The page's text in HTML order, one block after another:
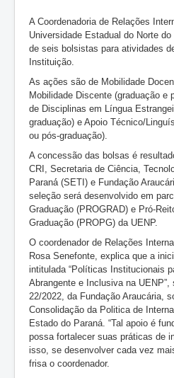
A Coordenadoria de Relações
Universidade Estadual do Norte
de seis bolsistas para atividades
Instituição.
As ações são de Mobilidade
Mobilidade Discente (graduação e
de Disciplinas em Língua
graduação) e Apoio Técnico/
ou pós-graduação).
A concessão das bolsas é
CRI, Secretaria de Ciência,
Paraná́ (SETI) e Fundação
seleção será desenvolvido em
Graduação (PROGRAD) e Pró-
Graduação (PROPG) da UENP.
O coordenador de Relações
Rosa Senefonte, explica que a
intitulada “Políticas Institucionais
Abrangente e Inclusiva na
22/2022, da Fundação Araucária,
Consolidação da Politica de
Estado do Paraná. “Tal apoio é
possa fortalecer suas práticas de
isso, se desenvolver cada vez
frisa o coordenador.